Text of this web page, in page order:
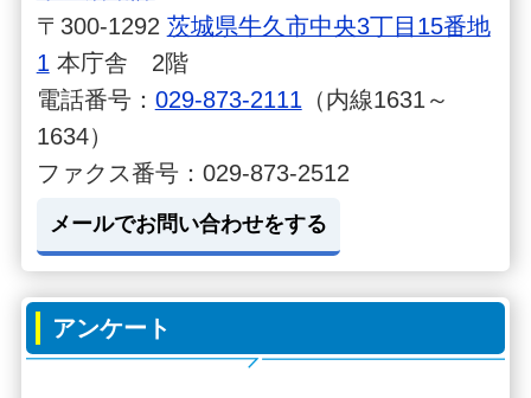
〒300-1292 茨城県牛久市中央3丁目15番地
1 本庁舎 2階
電話番号： 029-873-2111 （内線1631～
1634）
ファクス番号：029-873-2512
メールでお問い合わせをする
アンケート